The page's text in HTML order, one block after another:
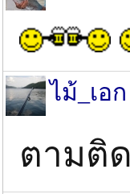
ไม้_เอก
ตามติ